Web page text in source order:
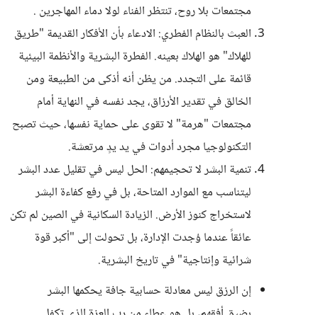
مجتمعات بلا روح، تنتظر الفناء لولا دماء المهاجرين .
العبث بالنظام الفطري: الادعاء بأن الأفكار القديمة "طريق
للهلاك" هو الهلاك بعينه. الفطرة البشرية والأنظمة البيئية
قائمة على التجدد. من يظن أنه أذكى من الطبيعة ومن
الخالق في تقدير الأرزاق، يجد نفسه في النهاية أمام
مجتمعات "هرمة" لا تقوى على حماية نفسها، حيث تصبح
التكنولوجيا مجرد أدوات في يد يدٍ مرتعشة.
تنمية البشر لا تحجيمهم: الحل ليس في تقليل عدد البشر
ليتناسب مع الموارد المتاحة، بل في رفع كفاءة البشر
لاستخراج كنوز الأرض. الزيادة السكانية في الصين لم تكن
عائقاً عندما وُجدت الإدارة، بل تحولت إلى "أكبر قوة
شرائية وإنتاجية" في تاريخ البشرية.
إن الرزق ليس معادلة حسابية جافة يحكمها البشر